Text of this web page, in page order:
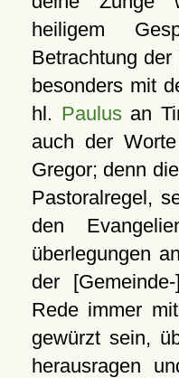
heiligem
Betrachtung
besonders mit
hl. Paulusan
auch der
Gregor; denn
Pastoralregel,
den
überlegungen
der
Rede immer
gewürzt sein,
herausragen